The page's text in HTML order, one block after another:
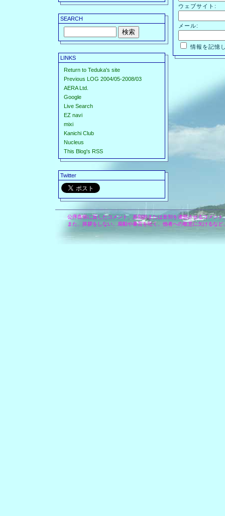
SEARCH
LINKS
Return to Teduka's site
Previous LOG 2004/05-2008/03
AERA Ltd.
Google
Live Search
EZ navi
mixi
Kanichi Club
Nucleus
This Blog's RSS
Twitter
ウェブサイト:
メール:
情報を記憶
公序良俗に反したコメント、差別的または差別を連想させるコメン
また、挨拶をしない、扇動や暴言を吐く、他者への敬意に欠けるな